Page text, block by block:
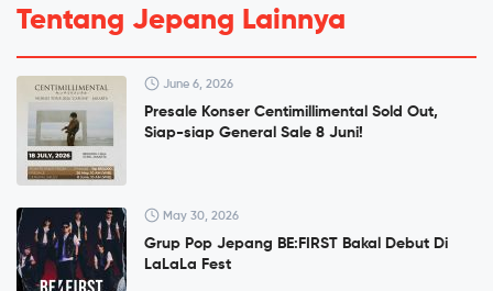
Tentang Jepang Lainnya
June 6, 2026
Presale Konser Centimillimental Sold Out,
Siap-siap General Sale 8 Juni!
May 30, 2026
Grup Pop Jepang BE:FIRST Bakal Debut Di
LaLaLa Fest